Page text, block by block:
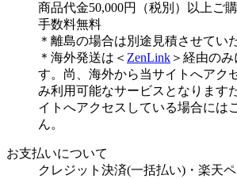
商品代金50,000円（税別）以上ご
手数料無料
＊離島の場合は別途見積させてい
＊海外発送は＜ ZenLink ＞経由の
す。尚、海外から当サイトへアク
み利用可能なサービスとなります
イトへアクセスしている場合には
ん。
お支払いについて
クレジット決済(一括払い)・楽天ペ